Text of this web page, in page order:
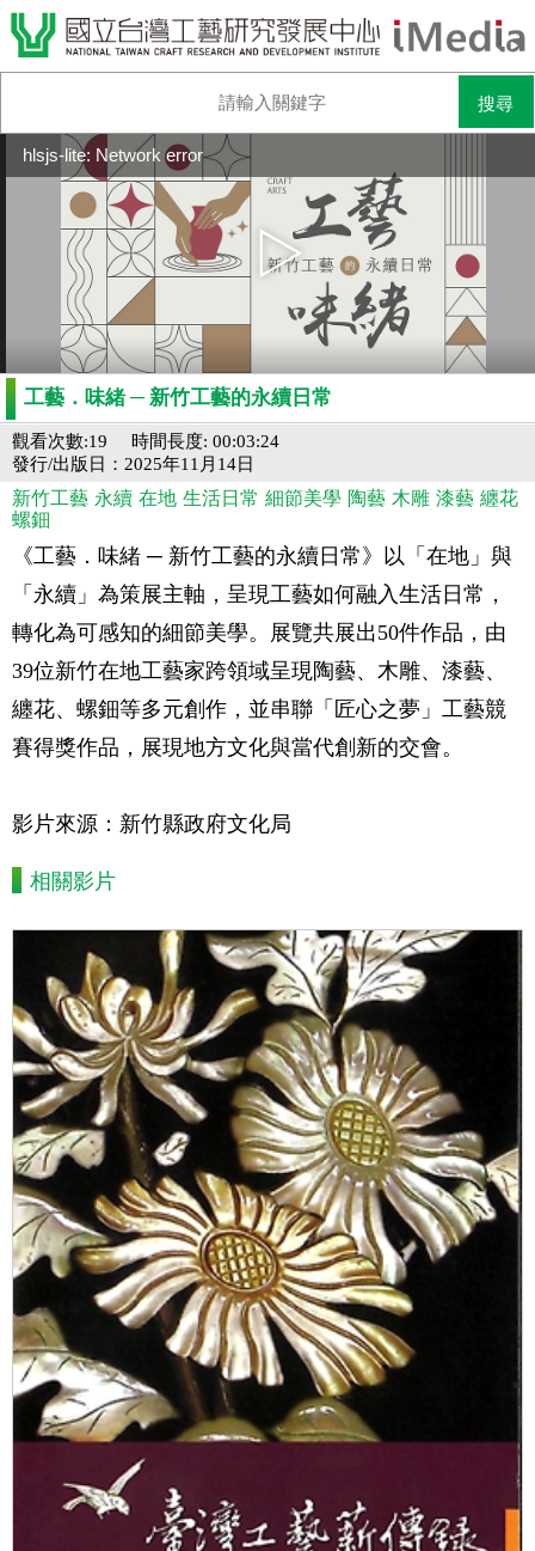
hlsjs-lite: Network error
工藝．味緒 ─ 新竹工藝的永續日常
時間長度: 00:03:24
觀看次數:19
發行/出版日：2025年11月14日
新竹工藝 永續 在地 生活日常 細節美學 陶藝 木雕 漆藝 纏花
螺鈿
《工藝．味緒 ─ 新竹工藝的永續日常》以「在地」與
「永續」為策展主軸，呈現工藝如何融入生活日常，
轉化為可感知的細節美學。展覽共展出50件作品，由
39位新竹在地工藝家跨領域呈現陶藝、木雕、漆藝、
纏花、螺鈿等多元創作，並串聯「匠心之夢」工藝競
賽得獎作品，展現地方文化與當代創新的交會。
影片來源：新竹縣政府文化局
相關影片